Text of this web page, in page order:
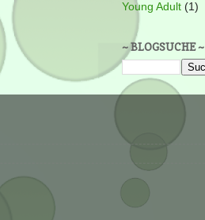
Young Adult (1)
~ BLOGSUCHE ~